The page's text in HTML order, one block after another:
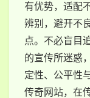
有优势，适配
辨别，避开不
点。不必盲目
的宣传所迷惑
定性、公平性
传奇网站，在